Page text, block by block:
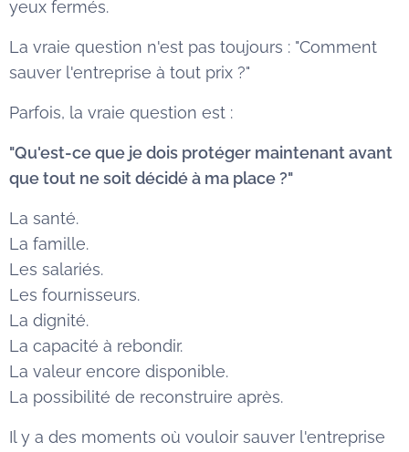
yeux fermés.
La vraie question n'est pas toujours : "Comment
sauver l'entreprise à tout prix ?"
Parfois, la vraie question est :
"Qu'est-ce que je dois protéger maintenant avant
que tout ne soit décidé à ma place ?"
La santé.
La famille.
Les salariés.
Les fournisseurs.
La dignité.
La capacité à rebondir.
La valeur encore disponible.
La possibilité de reconstruire après.
Il y a des moments où vouloir sauver l'entreprise